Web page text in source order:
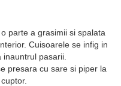
parte a grasimii si spalata
Cuisoarele se infig in
pasarii.
presara cu sare si piper la